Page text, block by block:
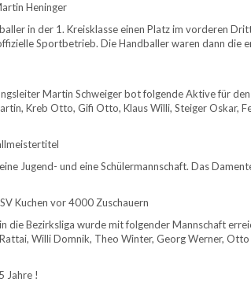
Heninger
in der 1. Kreisklasse einen Platz im vorderen
Sportbetrieb. Die Handballer waren dann die
Martin Schweiger bot folgende Aktive für
Kreb Otto, Gifi Otto, Klaus Willi, Steiger Oskar,
Jugend- und eine Schülermannschaft. Das
Kuchen vor 4000 Zuschauern
die Bezirksliga wurde mit folgender Mannschaft
Willi Domnik, Theo Winter, Georg Werner, Otto
Jahre !